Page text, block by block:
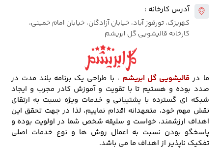
آدرس کارخانه :
کهریزک، تورقوز آباد، خیابان آزادگان، خیابان امام خمینی،
کارخانه قالیشویی گل ابریشم
ما در قالیشویی گل ابریشم ، با طراحی یک برنامه بلند مدت در
صدد بوده و هستیم تا با تقویت و آموزش کادر مجرب و ایجاد
شبکه ای گسترده با پشتیبانی و خدمات ویژه نسبت به ارتقای
نقش مهم خود، متعهدانه اقدام نماییم، لذا در جهت تحقق این
اهداف ارزشمند، خواست و سلیقه شخص شما در اولویت بوده و
پاسخگو بودن نسبت به اعمال روش ها و نوع خدمات اصلی
تفکیک ناپذیر از اهداف ما می باشد.